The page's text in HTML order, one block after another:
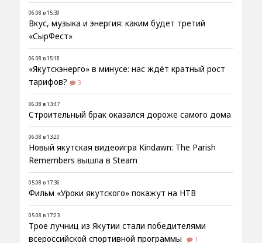
06.08 в 15:39
Вкус, музыка и энергия: каким будет третий
«СырФест»
06.08 в 15:18
«Якутскэнерго» в минусе: нас ждёт кратный рост
тарифов?
3
06.08 в 13:47
Строительный брак оказался дороже самого дома
06.08 в 13:20
Новый якутская видеоигра Kindawn: The Parish
Remembers вышла в Steam
05.08 в 17:36
Фильм «Уроки якутского» покажут на НТВ
05.08 в 17:23
Трое лучниц из Якутии стали победителями
всероссийской спортивной программы
1